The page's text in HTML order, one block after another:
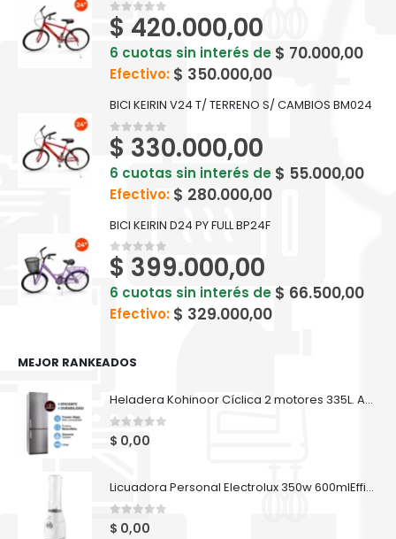
0out of 5
$ 420.000,00
6 cuotas sin interés de $ 70.000,00
Efectivo: $ 350.000,00
BICI KEIRIN V24 T/ TERRENO S/ CAMBIOS BM024
0out of 5
$ 330.000,00
6 cuotas sin interés de $ 55.000,00
Efectivo: $ 280.000,00
BICI KEIRIN D24 PY FULL BP24F
0out of 5
$ 399.000,00
6 cuotas sin interés de $ 66.500,00
Efectivo: $ 329.000,00
MEJOR RANKEADOS
Heladera Kohinoor Cíclica 2 motores 335L. Acero KGA-4094-7
0 out of 5
$ 0,00
Licuadora Personal Electrolux 350w 600mlEfficient SBA10
0 out of 5
$ 0,00